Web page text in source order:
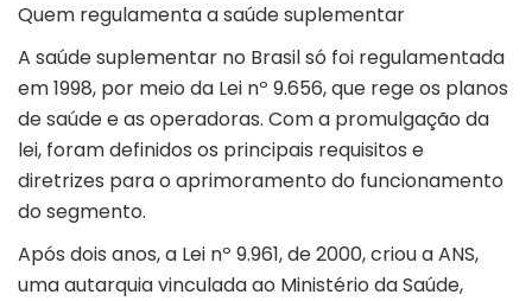
Quem regulamenta a saúde suplementar
A saúde suplementar no Brasil só foi regulamentada
em 1998, por meio da Lei nº 9.656, que rege os planos
de saúde e as operadoras. Com a promulgação da
lei, foram definidos os principais requisitos e
diretrizes para o aprimoramento do funcionamento
do segmento.
Após dois anos, a Lei nº 9.961, de 2000, criou aANS,
uma autarquia vinculada ao Ministério da Saúde,